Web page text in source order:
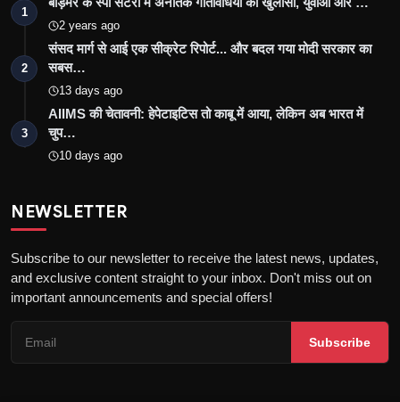
1
2 years ago
2
संसद मार्ग से आई एक सीक्रेट रिपोर्ट... और बदल गया मोदी सरकार का
सबस…
13 days ago
3
AIIMS की चेतावनी: हेपेटाइटिस तो काबू में आया, लेकिन अब भारत में
चुप…
10 days ago
NEWSLETTER
Subscribe to our newsletter to receive the latest news, updates,
and exclusive content straight to your inbox. Don't miss out on
important announcements and special offers!
Subscribe